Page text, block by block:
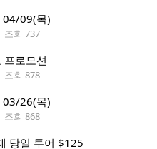
04/09(목)
조회 737
프로모션
조회 878
03/26(목)
조회 868
당일 투어 $125